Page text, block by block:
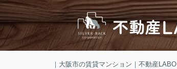
｜大阪市の賃貸マンション｜不動産LABO